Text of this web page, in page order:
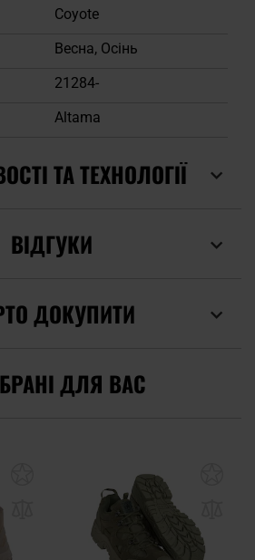
Coyote
Весна, Осінь
21284-
Altama
ТА ТЕХНОЛОГІЇ
ВІДГУКИ
ДОКУПИТИ
ДЛЯ ВАС